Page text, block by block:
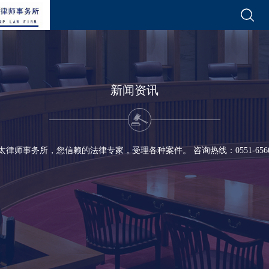
新闻资讯
律师事务所，您信赖的法律专家，受理各种案件。 咨询热线：0551-